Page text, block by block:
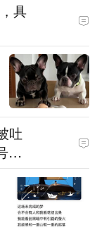
具
吐
召